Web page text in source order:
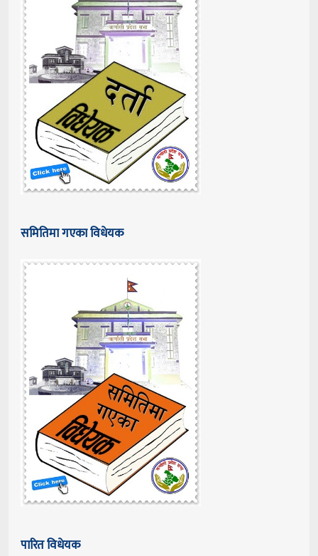
समितिमा गएका विधेयक
पारित विधेयक